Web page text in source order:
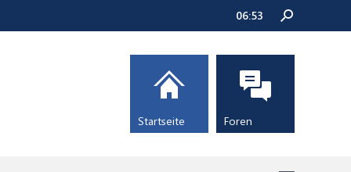
06:53
Startseite Foren